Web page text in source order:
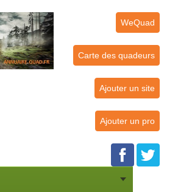
WeQuad
Carte des quadeurs
Ajouter un site
Ajouter un pro